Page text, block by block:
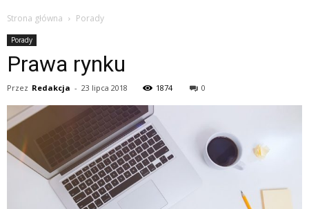
Strona główna Porady
Porady
Prawa rynku
Przez Redakcja - 23 lipca 2018 1874 0